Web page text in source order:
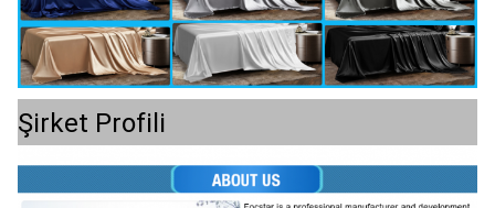
Şirket Profili